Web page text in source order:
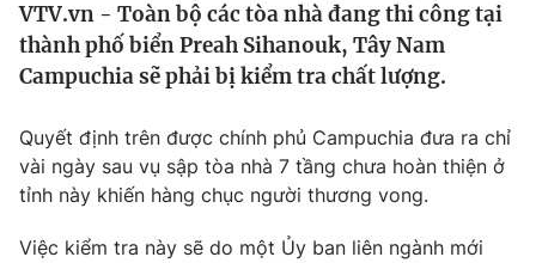
Thế giới
Tin tức
Câu chuyện quốc tế
Kinh tế
Tài chính
Thị trường
Góc doanh nghiệp
Dữ liệu và đời sống
VTV.vn - Toàn bộ các tòa nhà đang thi công tại
thành phố biển Preah Sihanouk, Tây Nam
Campuchia sẽ phải bị kiểm tra chất lượng.
Quyết định trên được chính phủ Campuchia đưa ra chỉ
vài ngày sau vụ sập tòa nhà 7 tầng chưa hoàn thiện ở
tỉnh này khiến hàng chục người thương vong.
Việc kiểm tra này sẽ do một Ủy ban liên ngành mới